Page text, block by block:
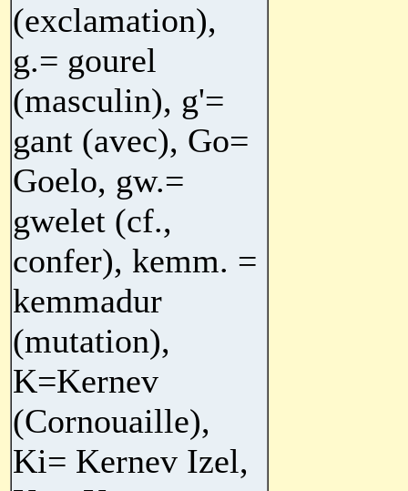
(exclamation),
g.= gourel
(masculin), g'=
gant (avec), Go=
Goelo, gw.=
gwelet (cf.,
confer), kemm. =
kemmadur
(mutation),
K=Kernev
(Cornouaille),
Ki= Kernev Izel,